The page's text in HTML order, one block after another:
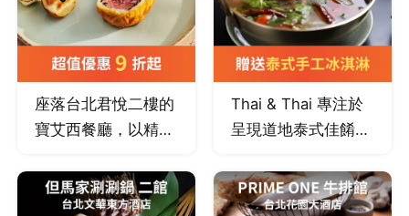
大名店肯定，呈獻跨
越國界的極致食藝盛
宴。
座落台北君悅二樓的
寶艾西餐廳，以精緻
與典雅噴泉庭園氛
圍，打造浪漫高雅的
Thai & Thai 專注於
呈現道地泰式佳餚，
料並每日釀造椰奶，
泰式經典餐點使用不